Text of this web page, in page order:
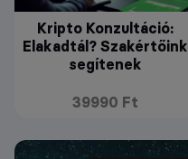
Kripto Konzultáció:
Elakadtál? Szakértőink
segítenek
39990 Ft